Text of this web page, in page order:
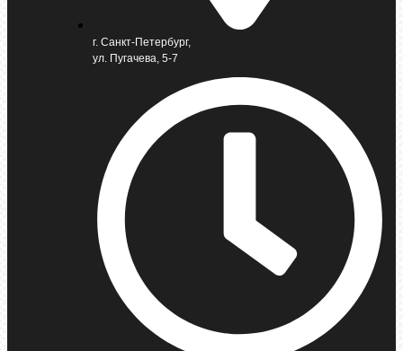
г. Санкт-Петербург,
ул. Пугачева, 5-7